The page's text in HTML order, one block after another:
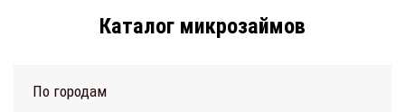
Каталог микрозаймов
По городам